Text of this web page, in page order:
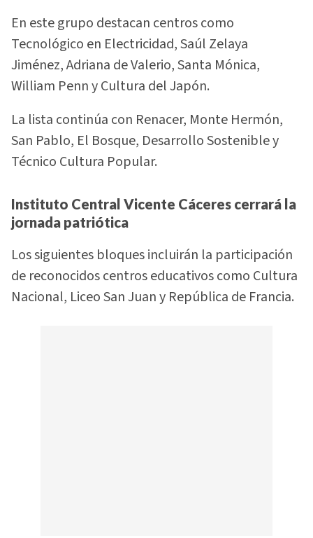
En este grupo destacan centros como
Tecnológico en Electricidad, Saúl Zelaya
Jiménez, Adriana de Valerio, Santa Mónica,
William Penn y Cultura del Japón.
La lista continúa con Renacer, Monte Hermón,
San Pablo, El Bosque, Desarrollo Sostenible y
Técnico Cultura Popular.
Instituto Central Vicente Cáceres cerrará la
jornada patriótica
Los siguientes bloques incluirán la participación
de reconocidos centros educativos como Cultura
Nacional, Liceo San Juan y República de Francia.